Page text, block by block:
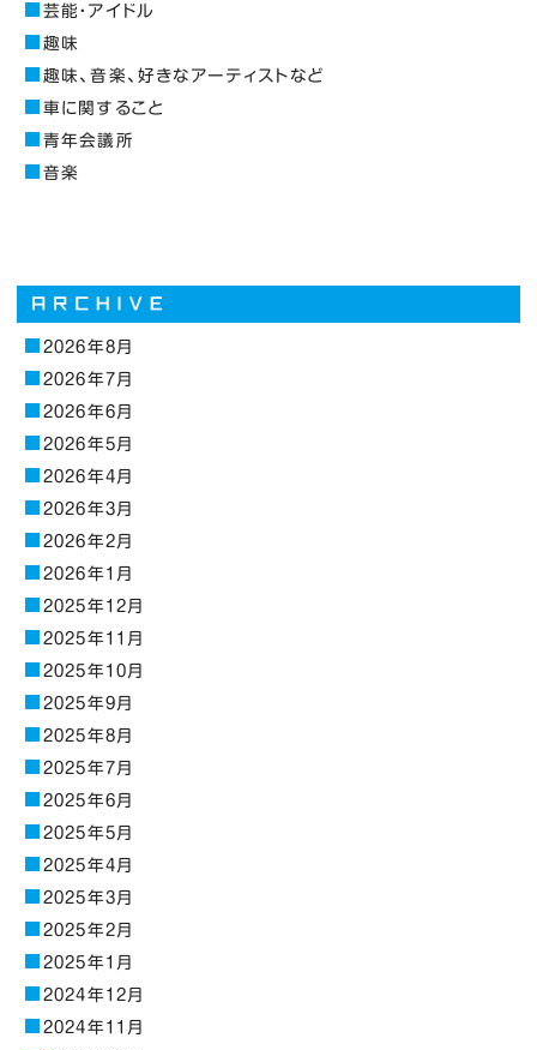
芸能・アイドル
趣味
趣味、音楽、好きなアーティストなど
車に関すること
青年会議所
音楽
2026年8月
2026年7月
2026年6月
2026年5月
2026年4月
2026年3月
2026年2月
2026年1月
2025年12月
2025年11月
2025年10月
2025年9月
2025年8月
2025年7月
2025年6月
2025年5月
2025年4月
2025年3月
2025年2月
2025年1月
2024年12月
2024年11月